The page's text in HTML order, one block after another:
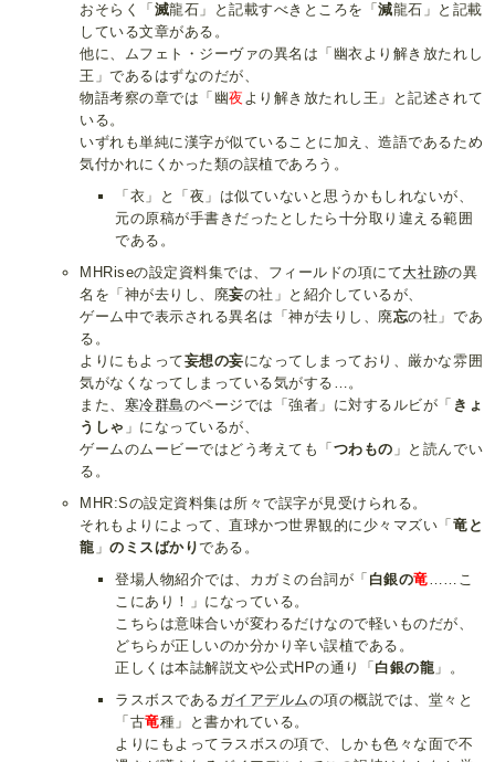
おそらく「 滅龍石」と記載すべきところを「減龍石」と記載
している文章がある。
他に、ムフェト・ジーヴァの異名は「幽衣より解き放たれし
王」であるはずなのだが、
物語考察の章では「幽夜 より解き放たれし王」と記述されて
いる。
いずれも単純に漢字が似ていることに加え、造語であるため
気付かれにくかった類の誤植であろう。
「衣」と「夜」は似ていないと思うかもしれないが、
元の原稿が手書きだったとしたら十分取り違える範囲
である。
MHRiseの設定資料集では、フィールドの項にて大社跡の異
名を「神が去りし、廃妄の社」と紹介しているが、
ゲーム中で表示される異名は「神が去りし、廃忘の社」であ
る。
よりにもよって妄想の妄になってしまっており、厳かな雰囲
気がなくなってしまっている気がする…。
また、 寒冷群島のページでは「強者」に対するルビが「 きょ
うしゃ 」になっているが、
ゲームのムービーではどう考えても「 つわもの 」と読んでい
る。
MHR:Sの設定資料集は所々で誤字が見受けられる。
それもよりによって、直球かつ世界観的に少々マズい「 竜と
龍 」のミスばかりである。
登場人物紹介では、カガミの台詞が「 白銀の竜……こ
こにあり！」になっている。
こちらは意味合いが変わるだけなので軽いものだが、
どちらが正しいのか分かり辛い誤植である。
正しくは本誌解説文や公式HPの通り「 白銀の龍 」。
ラスボスである ガイアデルムの項の概説では、堂々と
「古竜種」と書かれている。
よりにもよってラスボスの項で、しかも色々な面で不